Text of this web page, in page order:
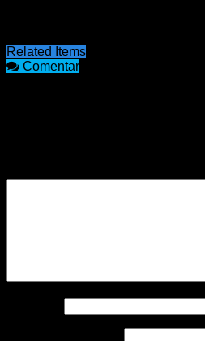
Related Items
Comentar